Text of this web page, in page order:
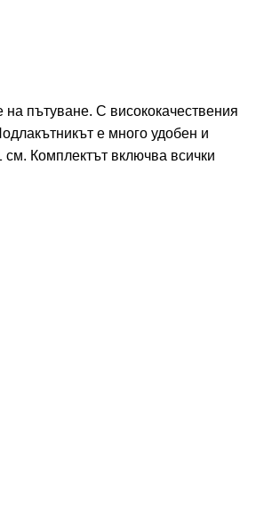
пътуване. С висококачествения
е много удобен и
Комплектът включва всички